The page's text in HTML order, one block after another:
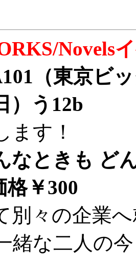
Novels
（東京ビ
）う12b
ます！
なときも ど
格￥300
別々の企業
緒な二人の